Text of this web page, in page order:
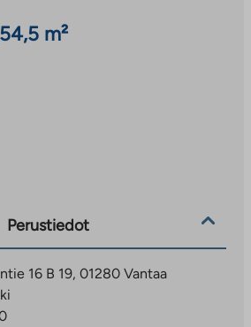
54,5 m²
Perustiedot
16 B 19, 01280 Vantaa